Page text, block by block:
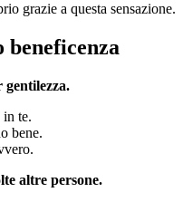
grazie a questa sensazione.
beneficenza
gentilezza.
in te.
bene.
altre persone.